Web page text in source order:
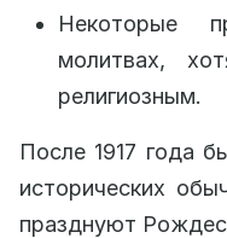
Некоторые
молитвах,
религиозным.
После 1917 года
исторических
празднуют